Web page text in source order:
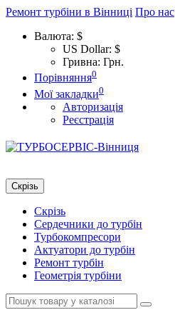
Ремонт турбіни в Вінниці Про нас
Валюта: $
US Dollar: $
Гривна: Грн.
Порівняння0
Мої закладки0
Авторизація
Реєстрація
Скрізь
Скрізь
Сердечники до турбін
Турбокомпресори
Актуатори до турбін
Ремонт турбін
Геометрія турбіни